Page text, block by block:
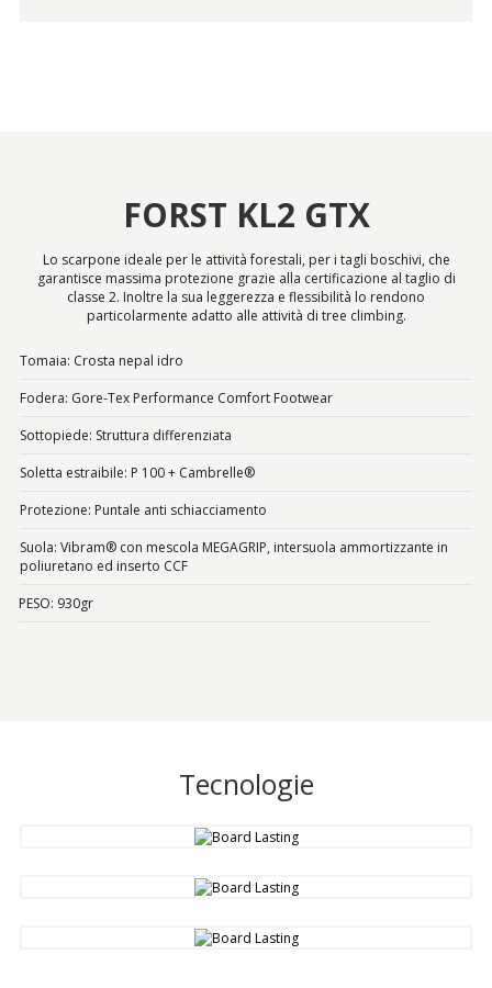
FORST KL2 GTX
Lo scarpone ideale per le attività forestali, per i tagli boschivi, che
garantisce massima protezione grazie alla certificazione al taglio di
classe 2. Inoltre la sua leggerezza e flessibilità lo rendono
particolarmente adatto alle attività di tree climbing.
Tomaia: Crosta nepal idro
Fodera: Gore-Tex Performance Comfort Footwear
Sottopiede: Struttura differenziata
Soletta estraibile: P 100 + Cambrelle®
Protezione: Puntale anti schiacciamento
Suola: Vibram® con mescola MEGAGRIP, intersuola ammortizzante in
poliuretano ed inserto CCF
PESO: 930gr
Tecnologie